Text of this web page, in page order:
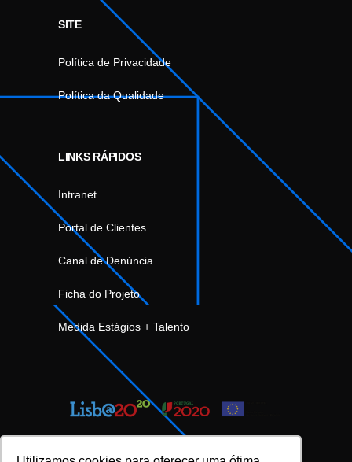
SITE
Política de Privacidade
Política da Qualidade
LINKS RÁPIDOS
Intranet
Portal de Clientes
Canal de Denúncia
Ficha do Projeto
Medida Estágios + Talento